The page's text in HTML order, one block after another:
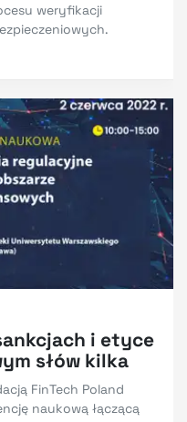
weryfikacji
i etyce
słów kilka
FinTech Poland
naukową łączącą